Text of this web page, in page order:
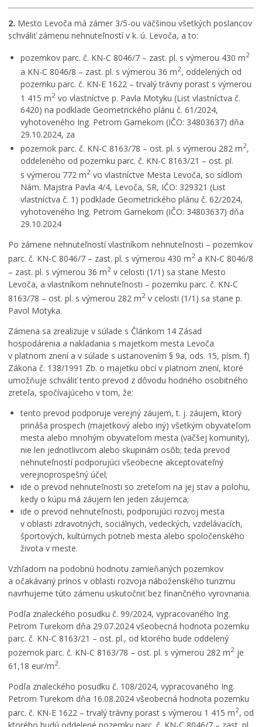
2. Mesto Levoča má zámer 3/5-ou väčšinou všetkých poslancov
schváliť zámenu nehnuteľností v k. ú. Levoča, a to:
pozemkov parc. č. KN-C 8046/7 – zast. pl. s výmerou 430 m2
a KN-C 8046/8 – zast. pl. s výmerou 36 m2, oddelených od
pozemku parc. č. KN-E 1622 – trvalý trávny porast s výmerou
1 415 m2 vo vlastníctve p. Pavla Motyku (List vlastníctva č.
6420) na podklade Geometrického plánu č. 61/2024,
vyhotoveného Ing. Petrom Garnekom (IČO: 34803637) dňa
29.10.2024, za
pozemok parc. č. KN-C 8163/78 – ost. pl. s výmerou 282 m2,
oddeleného od pozemku parc. č. KN-C 8163/21 – ost. pl.
s výmerou 772 m2 vo vlastníctve Mesta Levoča, so sídlom
Nám. Majstra Pavla 4/4, Levoča, SR, IČO: 329321 (List
vlastníctva č. 1) podklade Geometrického plánu č. 62/2024,
vyhotoveného Ing. Petrom Garnekom (IČO: 34803637) dňa
29.10.2024
Po zámene nehnuteľností vlastníkom nehnuteľnosti – pozemkov
parc. č. KN-C 8046/7 – zast. pl. s výmerou 430 m2 a KN-C 8046/8
– zast. pl. s výmerou 36 m2 v celosti (1/1) sa stane Mesto
Levoča, a vlastníkom nehnuteľnosti – pozemku parc. č. KN-C
8163/78 – ost. pl. s výmerou 282 m2 v celosti (1/1) sa stane p.
Pavol Motyka.
Zámena sa zrealizuje v súlade s Článkom 14 Zásad
hospodárenia a nakladania s majetkom mesta Levoča
v platnom znení a v súlade s ustanovením § 9a, ods. 15, písm. f)
Zákona č. 138/1991 Zb. o majetku obcí v platnom znení, ktoré
umožňuje schváliť tento prevod z dôvodu hodného osobitného
zreteľa, spočívajúceho v tom, že:
tento prevod podporuje verejný záujem, t. j. záujem, ktorý
prináša prospech (majetkový alebo iný) všetkým obyvateľom
mesta alebo mnohým obyvateľom mesta (väčšej komunity),
nie len jednotlivcom alebo skupinám osôb; teda prevod
nehnuteľností podporujúci všeobecne akceptovateľný
verejnoprospešný účel;
ide o prevod nehnuteľnosti so zreteľom na jej stav a polohu,
kedy o kúpu má záujem len jeden záujemca;
ide o prevod nehnuteľnosti, podporujúci rozvoj mesta
v oblasti zdravotných, sociálnych, vedeckých, vzdelávacích,
športových, kultúrnych potrieb mesta alebo spoločenského
života v meste.
Vzhľadom na podobnú hodnotu zamieňaných pozemkov
a očakávaný prínos v oblasti rozvoja náboženského turizmu
navrhujeme túto zámenu uskutočniť bez finančného vyrovnania.
Podľa znaleckého posudku č. 99/2024, vypracovaného Ing.
Petrom Turekom dňa 29.07.2024 všeobecná hodnota pozemku
parc. č. KN-C 8163/21 – ost. pl., od ktorého bude oddelený
pozemok parc. č. KN-C 8163/78 – ost. pl. s výmerou 282 m2 je
61,18 eur/m2.
Podľa znaleckého posudku č. 108/2024, vypracovaného Ing.
Petrom Turekom dňa 16.08.2024 všeobecná hodnota pozemku
parc. č. KN-E 1622 – trvalý trávny porast s výmerou 1 415 m2, od
ktorého budú oddelené pozemky parc. č. KN-C 8046/7 – zast. pl.